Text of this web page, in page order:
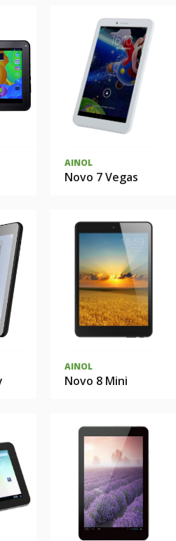
AINOL
Novo 7 Vegas
AINOL
Novo 8 Mini